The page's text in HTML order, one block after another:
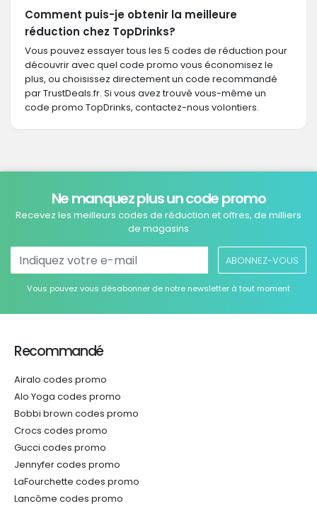
Comment puis-je obtenir la meilleure
réduction chez TopDrinks?
Vous pouvez essayer tous les 5 codes de réduction pour
découvrir avec quel code promo vous économisez le
plus, ou choisissez directement un code recommandé
par TrustDeals.fr. Si vous avez trouvé vous-même un
code promo TopDrinks, contactez-nous volontiers.
Ne manquez plus un code promo
Recevez les meilleurs codes de réduction et offres, de milliers
de magasins
ABONNEZ-VOUS
Vous pouvez vous désabonner de notre newsletter à tout moment
Recommandé
Airalo codes promo
Alo Yoga codes promo
Bobbi brown codes promo
Crocs codes promo
Gucci codes promo
Jennyfer codes promo
LaFourchette codes promo
Lancôme codes promo